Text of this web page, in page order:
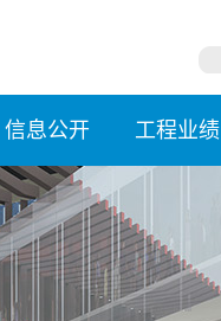
信息公开 工程业绩